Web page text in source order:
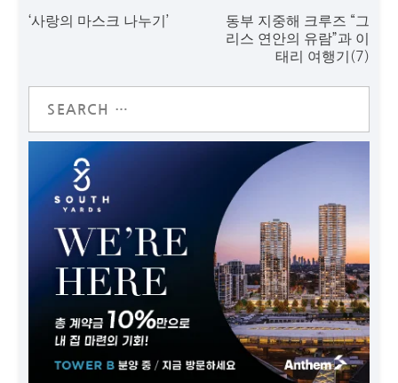
‘사랑의 마스크 나누기’
동부 지중해 크루즈 “그
리스 연안의 유람”과 이
태리 여행기(7)